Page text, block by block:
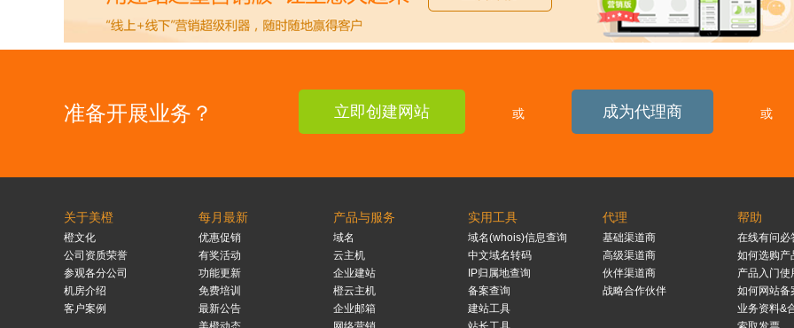
准备开展业务？ 立即创建网站 或 成为代理商 或
关于美橙
橙文化
公司资质荣誉
参观各分公司
机房介绍
客户案例
每月最新
优惠促销
有奖活动
功能更新
免费培训
最新公告
产品与服务
域名
云主机
企业建站
橙云主机
企业邮箱
实用工具
域名(whois)信息查询
中文域名转码
IP归属地查询
备案查询
建站工具
代理
基础渠道商
高级渠道商
伙伴渠道商
战略合作伙伴
帮助
在线有问必
如何选购产
产品入门使
如何网站备
业务资料&